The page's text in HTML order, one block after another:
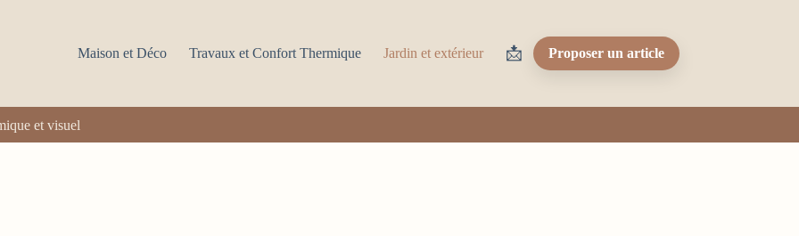
Maison et Déco
Travaux et Confort Thermique Jardin et extérieur 📩 Proposer un article
et visuel